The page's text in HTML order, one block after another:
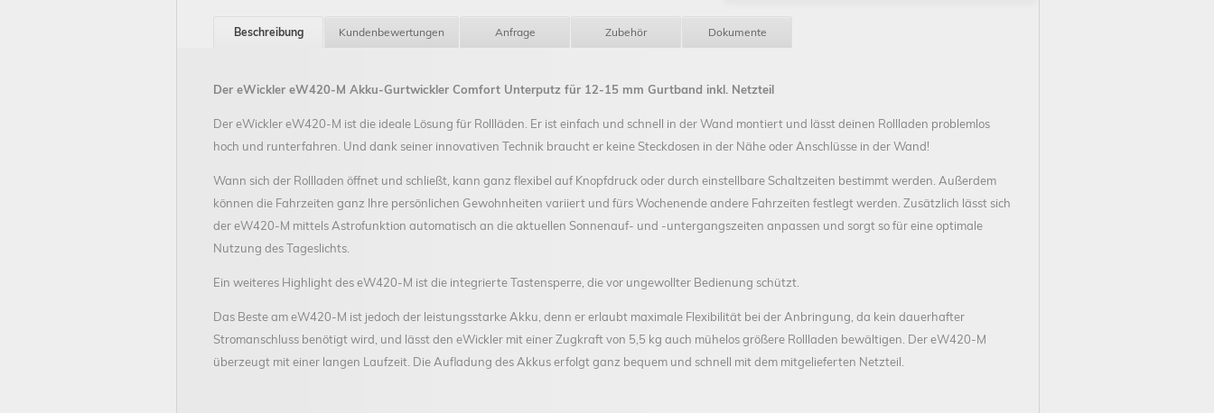
Beschreibung Kundenbewertungen Anfrage Zubehör Dokumente
Der eWickler eW420-M Akku-Gurtwickler Comfort Unterputz für 12-15 mm Gurtband inkl. Netzteil
Der eWickler eW420-M ist die ideale Lösung für Rollläden. Er ist einfach und schnell in der Wand montiert und lässt deinen Rollladen problemlos
hoch und runterfahren. Und dank seiner innovativen Technik braucht er keine Steckdosen in der Nähe oder Anschlüsse in der Wand!
Wann sich der Rollladen öffnet und schließt, kann ganz flexibel auf Knopfdruck oder durch einstellbare Schaltzeiten bestimmt werden. Außerdem
können die Fahrzeiten ganz Ihre persönlichen Gewohnheiten variiert und fürs Wochenende andere Fahrzeiten festlegt werden. Zusätzlich lässt sich
der eW420-M mittels Astrofunktion automatisch an die aktuellen Sonnenauf- und -untergangszeiten anpassen und sorgt so für eine optimale
Nutzung des Tageslichts.
Ein weiteres Highlight des eW420-M ist die integrierte Tastensperre, die vor ungewollter Bedienung schützt.
Das Beste am eW420-M ist jedoch der leistungsstarke Akku, denn er erlaubt maximale Flexibilität bei der Anbringung, da kein dauerhafter
Stromanschluss benötigt wird, und lässt den eWickler mit einer Zugkraft von 5,5 kg auch mühelos größere Rollladen bewältigen. Der eW420-M
überzeugt mit einer langen Laufzeit. Die Aufladung des Akkus erfolgt ganz bequem und schnell mit dem mitgelieferten Netzteil.